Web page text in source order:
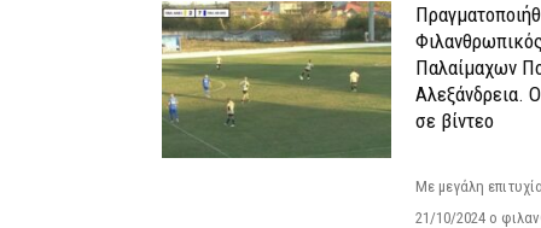
Παλαίμαχων
Αλεξάνδρεια.
σε βίντεο
Με μεγάλη
21/10/2024 ο